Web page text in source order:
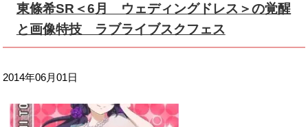
東條希SR＜6月 ウェディングドレス＞の覚醒
と画像特技 ラブライブスクフェス
2014年06月01日